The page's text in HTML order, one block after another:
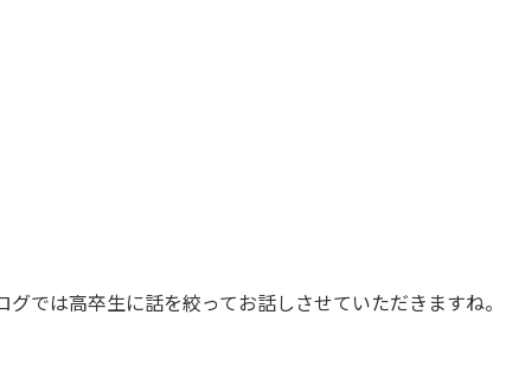
では高卒生に話を絞ってお話しさせていただきますね。